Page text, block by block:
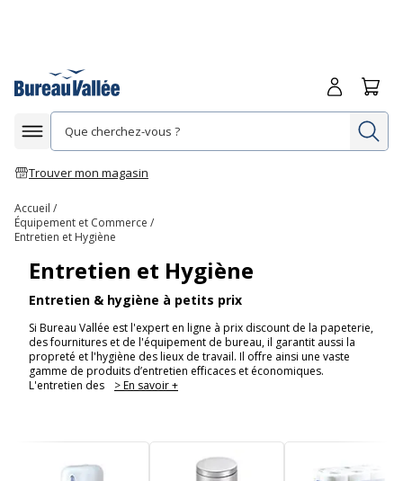
Afficher la navigation
Trouver mon magasin
Me
Accueil
Équipement et Commerce
Entretien et Hygiène
Entretien et Hygiène
Entretien & hygiène à petits prix
Si Bureau Vallée est l'expert en ligne à prix discount de la papeterie,
des fournitures et de l'équipement de bureau, il garantit aussi la
propreté et l'hygiène des lieux de travail. Il offre ainsi une vaste
gamme de produits d’entretien efficaces et économiques.
L'entretien des
> En savoir +